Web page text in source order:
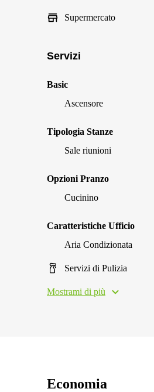
Supermercato
Servizi
Basic
Ascensore
Tipologia Stanze
Sale riunioni
Opzioni Pranzo
Cucinino
Caratteristiche Ufficio
Aria Condizionata
Servizi di Pulizia
Mostrami di più
Economia